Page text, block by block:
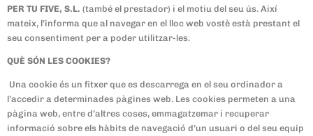
PER TU FIVE, S.L. (també el prestador) i el motiu del seu ús. Així
mateix, l’informa que al navegar en el lloc web vostè està prestant el
seu consentiment per a poder utilitzar-les.
QUÈ SÓN LES COOKIES?
Una cookie és un fitxer que es descarrega en el seu ordinador a
l’accedir a determinades pàgines web. Les cookies permeten a una
pàgina web, entre d’altres coses, emmagatzemar i recuperar
informació sobre els hàbits de navegació d’un usuari o del seu equip